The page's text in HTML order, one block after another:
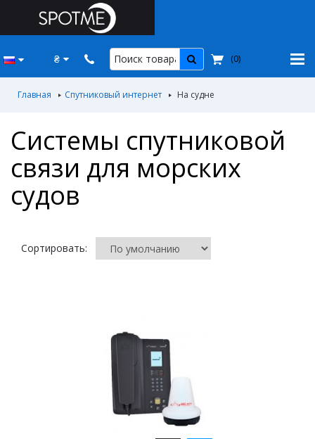
₴ (0)
Главная Спутниковый интернет На судне
Системы спутниковой
связи для морских
судов
Сортировать: